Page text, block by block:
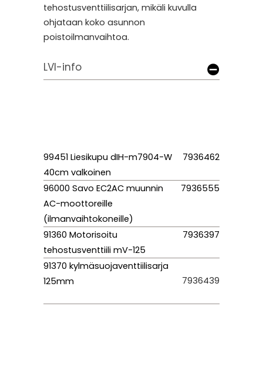
tehostusventtiilisarjan, mikäli kuvulla
ohjataan koko asunnon
poistoilmanvaihtoa.
LVI-info
99451 Liesikupu dIH-m7904-W
40cm valkoinen
7936462
96000 Savo EC2AC muunnin
AC-moottoreille
(ilmanvaihtokoneille)
7936555
91360 Motorisoitu
tehostusventtiili mV-125
7936397
91370 kylmäsuojaventtiilisarja
125mm
7936439